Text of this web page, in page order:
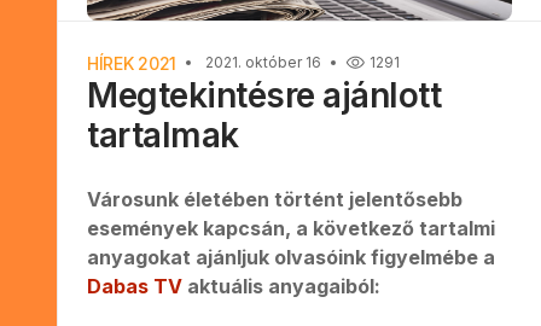
HÍREK 2021 2021. október 16 1291
Megtekintésre ajánlott
tartalmak
Városunk életében történt jelentősebb
események kapcsán, a következő tartalmi
anyagokat ajánljuk olvasóink figyelmébe a
Dabas TV aktuális anyagaiból: